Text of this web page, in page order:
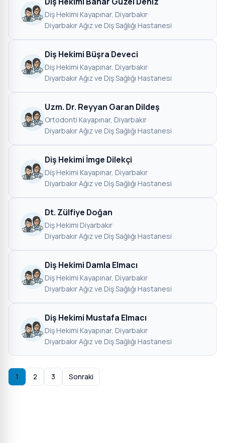
Diş Hekimi·Kayapınar, Diyarbakır·
Diyarbakır Ağız ve Diş Sağlığı Hastanesi
Diş Hekimi Büşra Deveci
Diş Hekimi·Kayapınar, Diyarbakır·
Diyarbakır Ağız ve Diş Sağlığı Hastanesi
Uzm. Dr. Reyyan Garan Dildeş
Ortodonti·Kayapınar, Diyarbakır·
Diyarbakır Ağız ve Diş Sağlığı Hastanesi
Diş Hekimi İmge Dilekçi
Diş Hekimi·Kayapınar, Diyarbakır·
Diyarbakır Ağız ve Diş Sağlığı Hastanesi
Dt. Zülfiye Doğan
Diş Hekimi·Diyarbakır·
Diyarbakır Ağız ve Diş Sağlığı Hastanesi
Diş Hekimi Damla Elmacı
Diş Hekimi·Kayapınar, Diyarbakır·
Diyarbakır Ağız ve Diş Sağlığı Hastanesi
Diş Hekimi Mustafa Elmacı
Diş Hekimi·Kayapınar, Diyarbakır·
Diyarbakır Ağız ve Diş Sağlığı Hastanesi
1 2 3 Sonraki